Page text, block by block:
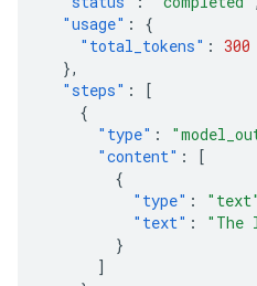
"usage" :
{
"total_tokens" : 300
},
"steps" :
[
{
"type" :
"content" :
[
{
"type" : "text"
"text" :
"The
}
]